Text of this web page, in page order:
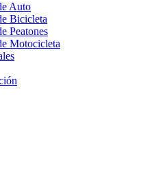
Auto
Bicicleta
Peatones
Motocicleta